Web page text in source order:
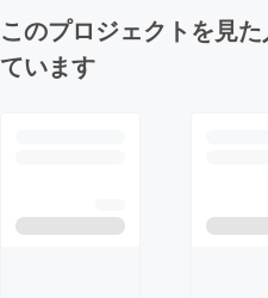
このプロジェクトを見
ています